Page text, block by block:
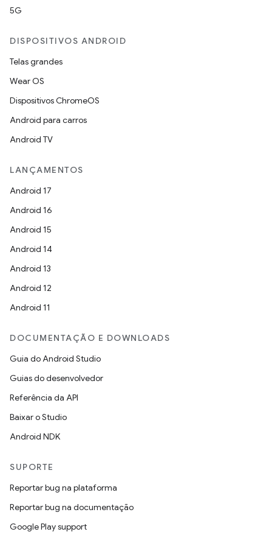
5G
DISPOSITIVOS ANDROID
Telas grandes
Wear OS
Dispositivos ChromeOS
Android para carros
Android TV
LANÇAMENTOS
Android 17
Android 16
Android 15
Android 14
Android 13
Android 12
Android 11
DOCUMENTAÇÃO E DOWNLOADS
Guia do Android Studio
Guias do desenvolvedor
Referência da API
Baixar o Studio
Android NDK
SUPORTE
Reportar bug na plataforma
Reportar bug na documentação
Google Play support